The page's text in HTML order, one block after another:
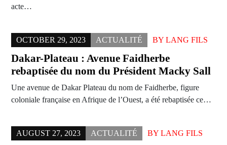
acte…
OCTOBER 29, 2023 ACTUALITÉ BY LANG FILS
Dakar-Plateau : Avenue Faidherbe
rebaptisée du nom du Président Macky Sall
Une avenue de Dakar Plateau du nom de Faidherbe, figure
coloniale française en Afrique de l’Ouest, a été rebaptisée ce…
AUGUST 27, 2023 ACTUALITÉ BY LANG FILS